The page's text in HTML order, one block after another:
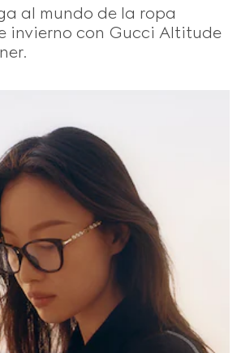
al mundo de la ropa
invierno con Gucci Altitude